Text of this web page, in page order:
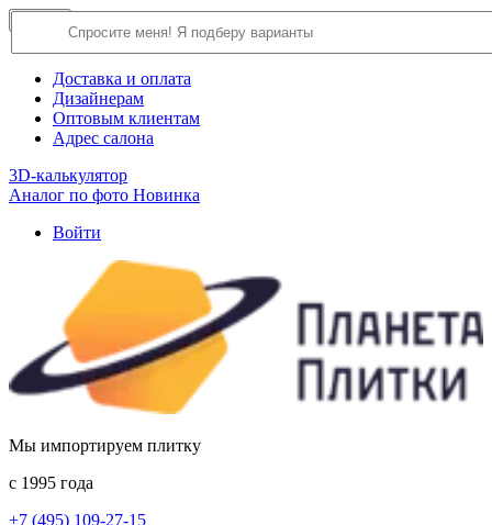
О компании
Доставка и оплата
Дизайнерам
Оптовым клиентам
Адрес салона
3D-калькулятор
Аналог по фото Новинка
Войти
Мы импортируем плитку
c 1995 года
+7 (495) 109-27-15